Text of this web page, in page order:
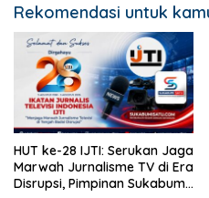
Rekomendasi untuk
HUT ke-28 IJTI: Serukan Jaga
Marwah Jurnalisme TV di Era
Disrupsi, Pimpinan Sukabumi